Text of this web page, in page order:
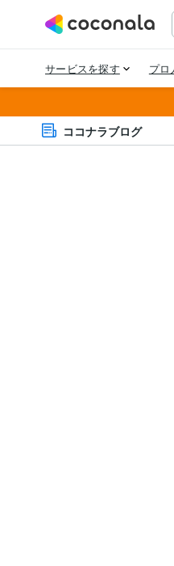
ココナラブログ